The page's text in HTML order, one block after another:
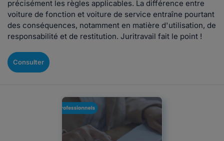
précisément les règles applicables. La différence entre
voiture de fonction et voiture de service entraîne pourtant
des conséquences, notamment en matière d'utilisation, de
responsabilité et de restitution. Juritravail fait le point !
Consulter